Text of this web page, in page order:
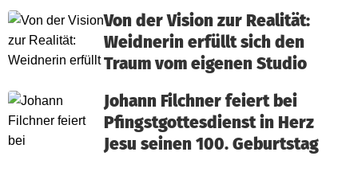
Von der Vision zur Realität:
Weidnerin erfüllt sich den
Traum vom eigenen Studio
Johann Filchner feiert bei
Pfingstgottesdienst in Herz
Jesu seinen 100. Geburtstag